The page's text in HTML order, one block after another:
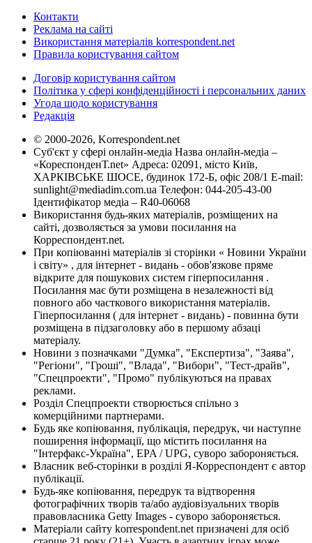
Контакти
Реклама на сайті
Використання матеріалів korrespondent.net
Правила користування сайтом
Договір користування сайтом
Політика у сфері конфіденційності і персональних даних
Угода щодо користування
Редакція
© 2000-2026, Korrespondent.net
Суб'єкт у сфері онлайн-медіа Назва онлайн-медіа –
«КореспонденТ.net» Адреса: 02091, місто Київ,
ХАРКІВСЬКЕ ШОСЕ, будинок 172-Б, офіс 208/1 E-mail:
sunlight@mediadim.com.ua Телефон: 044-205-43-00
Ідентифікатор медіа – R40-06068
Використання будь-яких матеріалів, розміщених на
сайті, дозволяється за умови посилання на
Корреспондент.net.
При копіюванні матеріалів зі сторінки « Новини України
і світу» , для інтернет - видань - обов'язкове пряме
відкрите для пошукових систем гіперпосилання .
Посилання має бути розміщена в незалежності від
повного або часткового використання матеріалів.
Гіперпосилання ( для інтернет - видань) - повинна бути
розміщена в підзаголовку або в першому абзаці
матеріалу.
Новини з позначками "Думка", "Експертиза", "Заява",
"Регіони", "Гроші", "Влада", "Вибори", "Тест-драйв",
"Спецпроекти", "Промо" публікуються на правах
реклами.
Розділ Спецпроекти створюється спільно з
комерційними партнерами.
Будь яке копіювання, публікація, передрук, чи наступне
поширення інформації, що містить посилання на
"Інтерфакс-Україна", EPA / UPG, суворо забороняється.
Власник веб-сторінки в розділі Я-Корреспондент є автор
публікації.
Будь-яке копіювання, передрук та відтворення
фотографічних творів та/або аудіовізуальних творів
правовласника Getty Images - суворо забороняється.
Матеріали сайту korrespondent.net призначені для осіб